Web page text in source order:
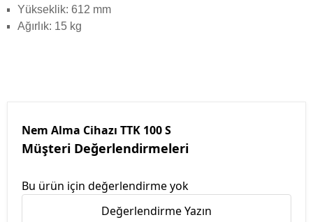
Yükseklik: 612 mm
Ağırlık: 15 kg
Nem Alma Cihazı TTK 100 S
Müşteri Değerlendirmeleri
Bu ürün için değerlendirme yok
Değerlendirme Yazın